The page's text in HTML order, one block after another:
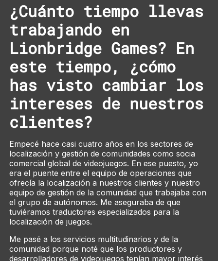
¿Cuánto tiempo llevas
trabajando en
Lionbridge Games? En
este tiempo, ¿cómo
has visto cambiar los
intereses de nuestros
clientes?
Empecé hace casi cuatro años en los sectores de
localización y gestión de comunidades como socia
comercial global de videojuegos. En ese puesto, yo
era el puente entre el equipo de operaciones que
ofrecía la localización a nuestros clientes y nuestro
equipo de gestión de la comunidad que trabajaba con
el grupo de autónomos. Me aseguraba de que
tuviéramos traductores especializados para la
localización de juegos.
Me pasé a los servicios multitudinarios y de la
comunidad porque noté que los productores y
desarrolladores de videojuegos tenían mayor interés